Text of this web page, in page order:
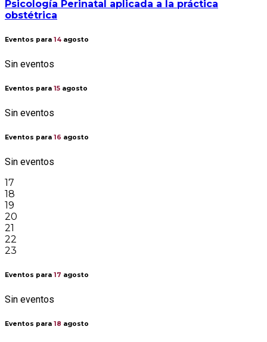
Psicología Perinatal aplicada a la práctica
obstétrica
Eventos para 14 agosto
Sin eventos
Eventos para 15 agosto
Sin eventos
Eventos para 16 agosto
Sin eventos
17
18
19
20
21
22
23
Eventos para 17 agosto
Sin eventos
Eventos para 18 agosto